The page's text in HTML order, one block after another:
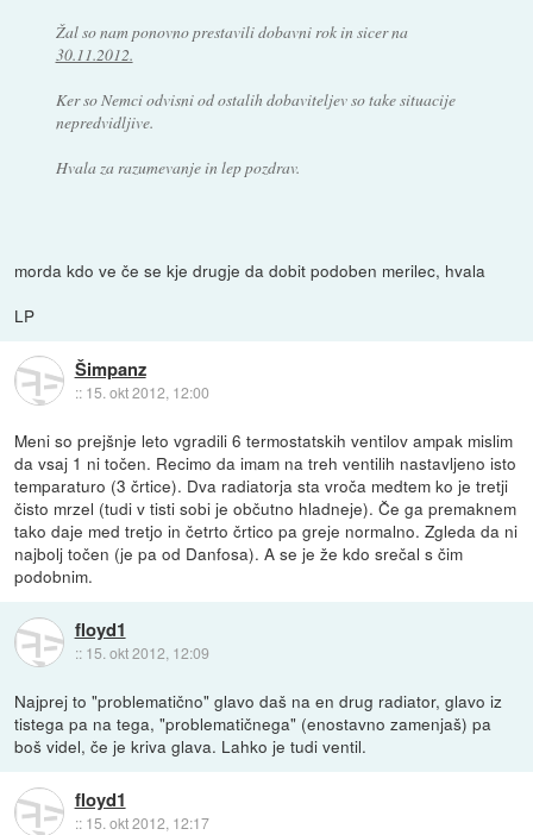
Žal so nam ponovno prestavili dobavni rok in sicer na
30.11.2012.
Ker so Nemci odvisni od ostalih dobaviteljev so take situacije
nepredvidljive.
Hvala za razumevanje in lep pozdrav.
morda kdo ve če se kje drugje da dobit podoben merilec, hvala
LP
Šimpanz
:: 15. okt 2012, 12:00
Meni so prejšnje leto vgradili 6 termostatskih ventilov ampak mislim
da vsaj 1 ni točen. Recimo da imam na treh ventilih nastavljeno isto
temparaturo (3 črtice). Dva radiatorja sta vroča medtem ko je tretji
čisto mrzel (tudi v tisti sobi je občutno hladneje). Če ga premaknem
tako daje med tretjo in četrto črtico pa greje normalno. Zgleda da ni
najbolj točen (je pa od Danfosa). A se je že kdo srečal s čim
podobnim.
floyd1
:: 15. okt 2012, 12:09
Najprej to "problematično" glavo daš na en drug radiator, glavo iz
tistega pa na tega, "problematičnega" (enostavno zamenjaš) pa
boš videl, če je kriva glava. Lahko je tudi ventil.
floyd1
:: 15. okt 2012, 12:17